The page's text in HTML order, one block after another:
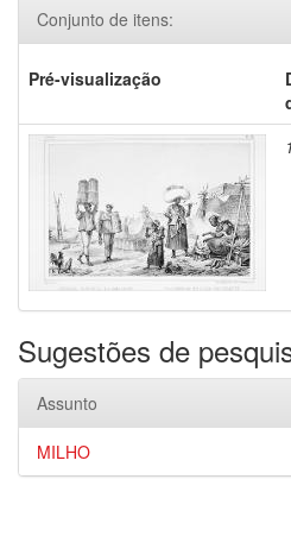
Conjunto de itens:
Pré-visualização
Sugestões de
Assunto
MILHO